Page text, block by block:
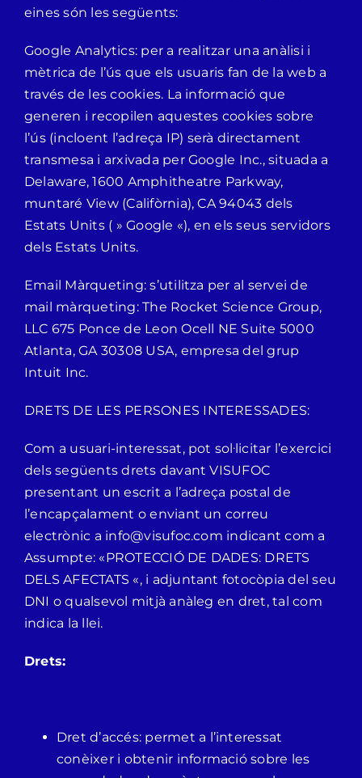
eines són les següents:
Google Analytics: per a realitzar una anàlisi i
mètrica de l’ús que els usuaris fan de la web a
través de les cookies. La informació que
generen i recopilen aquestes cookies sobre
l’ús (incloent l’adreça IP) serà directament
transmesa i arxivada per Google Inc., situada a
Delaware, 1600 Amphitheatre Parkway,
muntaré View (Califòrnia), CA 94043 dels
Estats Units ( » Google «), en els seus servidors
dels Estats Units.
Email Màrqueting: s’utilitza per al servei de
mail màrqueting: The Rocket Science Group,
LLC 675 Ponce de Leon Ocell NE Suite 5000
Atlanta, GA 30308 USA, empresa del grup
Intuit Inc.
DRETS DE LES PERSONES INTERESSADES:
Com a usuari-interessat, pot sol·licitar l’exercici
dels següents drets davant VISUFOC
presentant un escrit a l’adreça postal de
l’encapçalament o enviant un correu
electrònic a info@visufoc.com indicant com a
Assumpte: «PROTECCIÓ DE DADES: DRETS
DELS AFECTATS «, i adjuntant fotocòpia del seu
DNI o qualsevol mitjà anàleg en dret, tal com
indica la llei.
Drets:
Dret d’accés: permet a l’interessat
conèixer i obtenir informació sobre les